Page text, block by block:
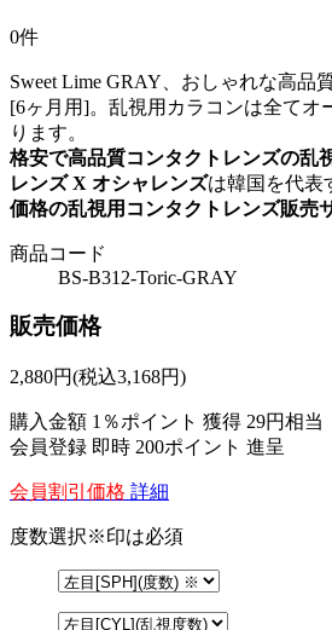
0件
Sweet Lime GRAY、おしゃれな高品
[6ヶ月用]。乱視用カラコンは全てオ
ります。
格安で高品質コンタクトレンズの乱
レンズ X オシャレンズは韓国を代表
価格の乱視用コンタクトレンズ販売
商品コード
BS-B312-Toric-GRAY
販売価格
2,880円(税込3,168円)
購入金額 1％ポイント 獲得 29円相当
会員登録 即時 200ポイント 進呈
会員割引価格 詳細
度数選択※印は必須